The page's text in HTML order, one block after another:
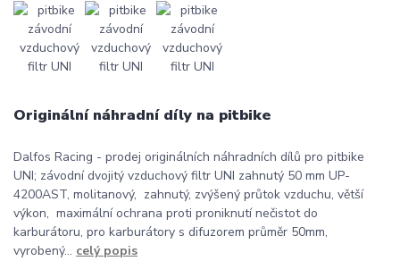
Originální náhradní díly na pitbike
Dalfos Racing - prodej originálních náhradních dílů pro pitbike
UNI; závodní dvojitý vzduchový filtr UNI zahnutý 50 mm UP-
4200AST, molitanový, zahnutý, zvýšený průtok vzduchu, větší
výkon, maximální ochrana proti proniknutí nečistot do
karburátoru, pro karburátory s difuzorem průměr 50mm,
vyrobený... celý popis